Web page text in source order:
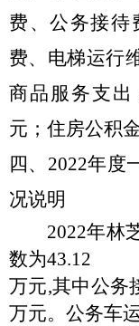
费、公务接待
费、电梯运行
商品服务支出
元；住房公积
四、 2022年度
况说明
2022年林
数为43.12
万元,其中公务
万元。公务车